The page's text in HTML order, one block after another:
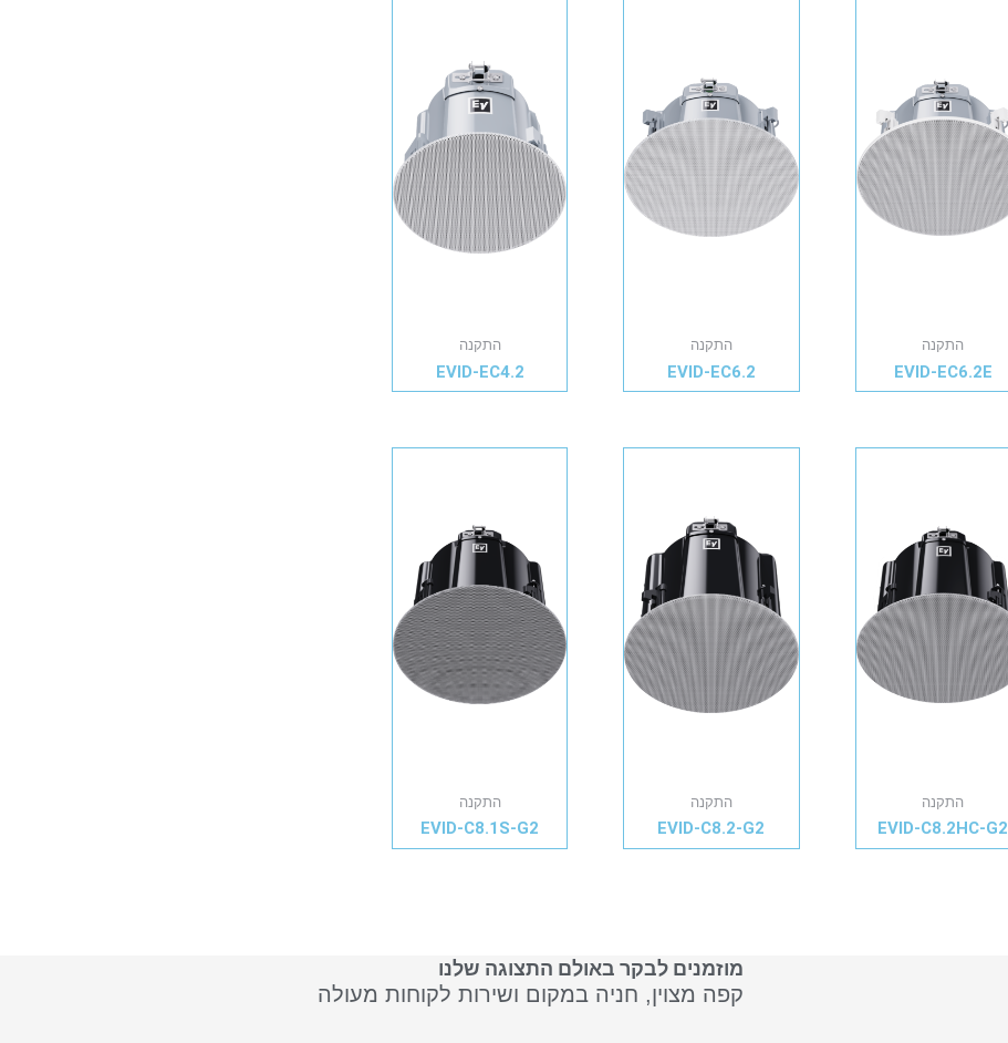
התקנה
EVID-EC6.2E
התקנה
EVID-EC6.2
התקנה
EVID-EC4.2
התקנה
EVID-C8.2HC-G2
התקנה
EVID-C8.2-G2
התקנה
EVID-C8.1S-G2
מוזמנים לבקר באולם התצוגה שלנו
קפה מצוין, חניה במקום ושירות לקוחות מעולה